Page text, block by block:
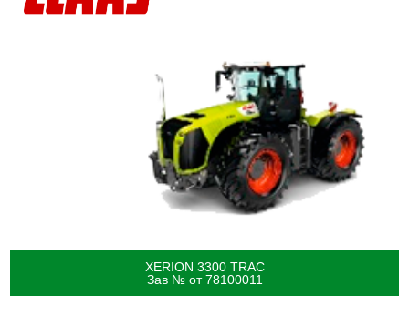
XERION 3300 TRAC
Зав № от 78100011